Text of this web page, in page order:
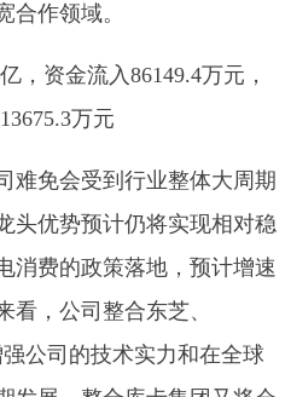
合作领域。
，资金流入86149.4万元，
万元
难免会受到行业整体大周期
头优势预计仍将实现相对稳
消费的政策落地，预计增速
看，公司整合东芝、
公司的技术实力和在全球